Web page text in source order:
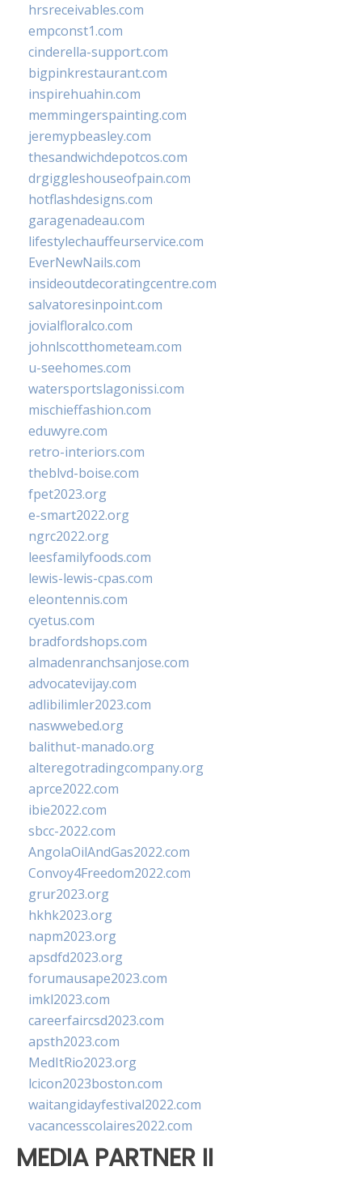
hrsreceivables.com
empconst1.com
cinderella-support.com
bigpinkrestaurant.com
inspirehuahin.com
memmingerspainting.com
jeremypbeasley.com
thesandwichdepotcos.com
drgiggleshouseofpain.com
hotflashdesigns.com
garagenadeau.com
lifestylechauffeurservice.com
EverNewNails.com
insideoutdecoratingcentre.com
salvatoresinpoint.com
jovialfloralco.com
johnlscotthometeam.com
u-seehomes.com
watersportslagonissi.com
mischieffashion.com
eduwyre.com
retro-interiors.com
theblvd-boise.com
fpet2023.org
e-smart2022.org
ngrc2022.org
leesfamilyfoods.com
lewis-lewis-cpas.com
eleontennis.com
cyetus.com
bradfordshops.com
almadenranchsanjose.com
advocatevijay.com
adlibilimler2023.com
naswwebed.org
balithut-manado.org
alteregotradingcompany.org
aprce2022.com
ibie2022.com
sbcc-2022.com
AngolaOilAndGas2022.com
Convoy4Freedom2022.com
grur2023.org
hkhk2023.org
napm2023.org
apsdfd2023.org
forumausape2023.com
imkl2023.com
careerfaircsd2023.com
apsth2023.com
MedItRio2023.org
lcicon2023boston.com
waitangidayfestival2022.com
vacancesscolaires2022.com
MEDIA PARTNER II